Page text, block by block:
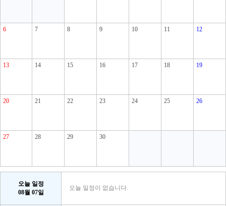
6 7 8 9 10 11 12
13 14 15 16 17 18 19
20 21 22 23 24 25 26
27 28 29 30
오늘 일정
08월 07일
오늘 일정이 없습니다.